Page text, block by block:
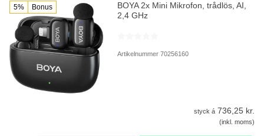
5% Bonus
BOYA 2x Mini Mikrofon, trådlös, AI,
2,4 GHz
Artikelnummer 70256160
styck á 736,25 kr.
(inkl. moms)